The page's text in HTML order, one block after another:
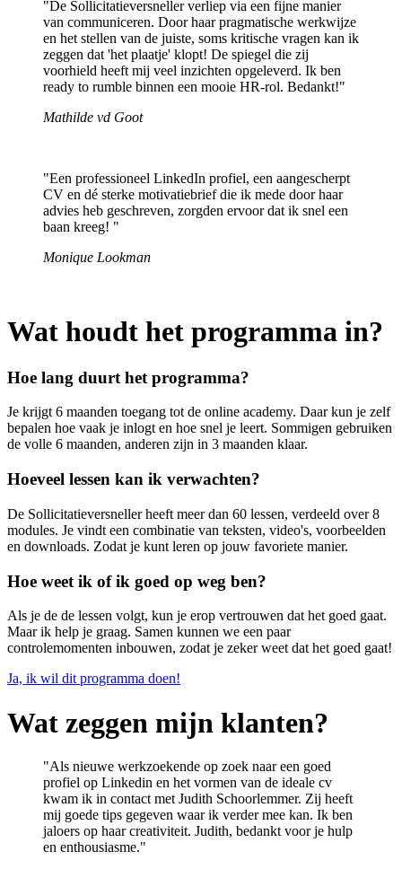
"De Sollicitatieversneller verliep via een fijne manier
van communiceren. Door haar pragmatische werkwijze
en het stellen van de juiste, soms kritische vragen kan ik
zeggen dat 'het plaatje' klopt! De spiegel die zij
voorhield heeft mij veel inzichten opgeleverd. Ik ben
ready to rumble binnen een mooie HR-rol. Bedankt!"
Mathilde vd Goot
"Een professioneel LinkedIn profiel, een aangescherpt
CV en dé sterke motivatiebrief die ik mede door haar
advies heb geschreven, zorgden ervoor dat ik snel een
baan kreeg! "
Monique Lookman
Wat houdt het programma in?
Hoe lang duurt het programma?
Je krijgt 6 maanden toegang tot de online academy. Daar kun je zelf
bepalen hoe vaak je inlogt en hoe snel je leert. Sommigen gebruiken
de volle 6 maanden, anderen zijn in 3 maanden klaar.
Hoeveel lessen kan ik verwachten?
De Sollicitatieversneller heeft meer dan 60 lessen, verdeeld over 8
modules. Je vindt een combinatie van teksten, video's, voorbeelden
en downloads. Zodat je kunt leren op jouw favoriete manier.
Hoe weet ik of ik goed op weg ben?
Als je de de lessen volgt, kun je erop vertrouwen dat het goed gaat.
Maar ik help je graag. Samen kunnen we een paar
controlemomenten inbouwen, zodat je zeker weet dat het goed gaat!
Ja, ik wil dit programma doen!
Wat zeggen mijn klanten?
"Als nieuwe werkzoekende op zoek naar een goed
profiel op Linkedin en het vormen van de ideale cv
kwam ik in contact met Judith Schoorlemmer. Zij heeft
mij goede tips gegeven waar ik verder mee kan. Ik ben
jaloers op haar creativiteit. Judith, bedankt voor je hulp
en enthousiasme."